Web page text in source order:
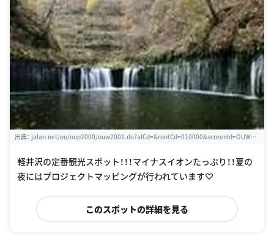
出典： jalan.net/ou/oup2000/ouw2001.do?afCd=&rootCd=010000&screenId=OUW13
軽井沢の定番観光スポット！！！マイナスイオンたっぷり！！夏の
夜にはプロジェクトマッピングが行われています♡
このスポットの詳細を見る